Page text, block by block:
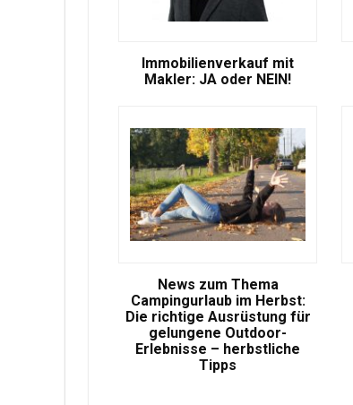
Immobilienverkauf mit
Makler: JA oder NEIN!
News zum Thema
Campingurlaub im Herbst:
Die richtige Ausrüstung für
gelungene Outdoor-
Erlebnisse – herbstliche
Tipps